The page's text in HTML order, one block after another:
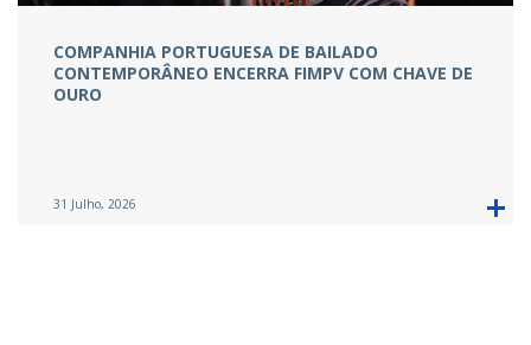
COMPANHIA PORTUGUESA DE BAILADO
CONTEMPORÂNEO ENCERRA FIMPV COM CHAVE DE
OURO
31 Julho, 2026